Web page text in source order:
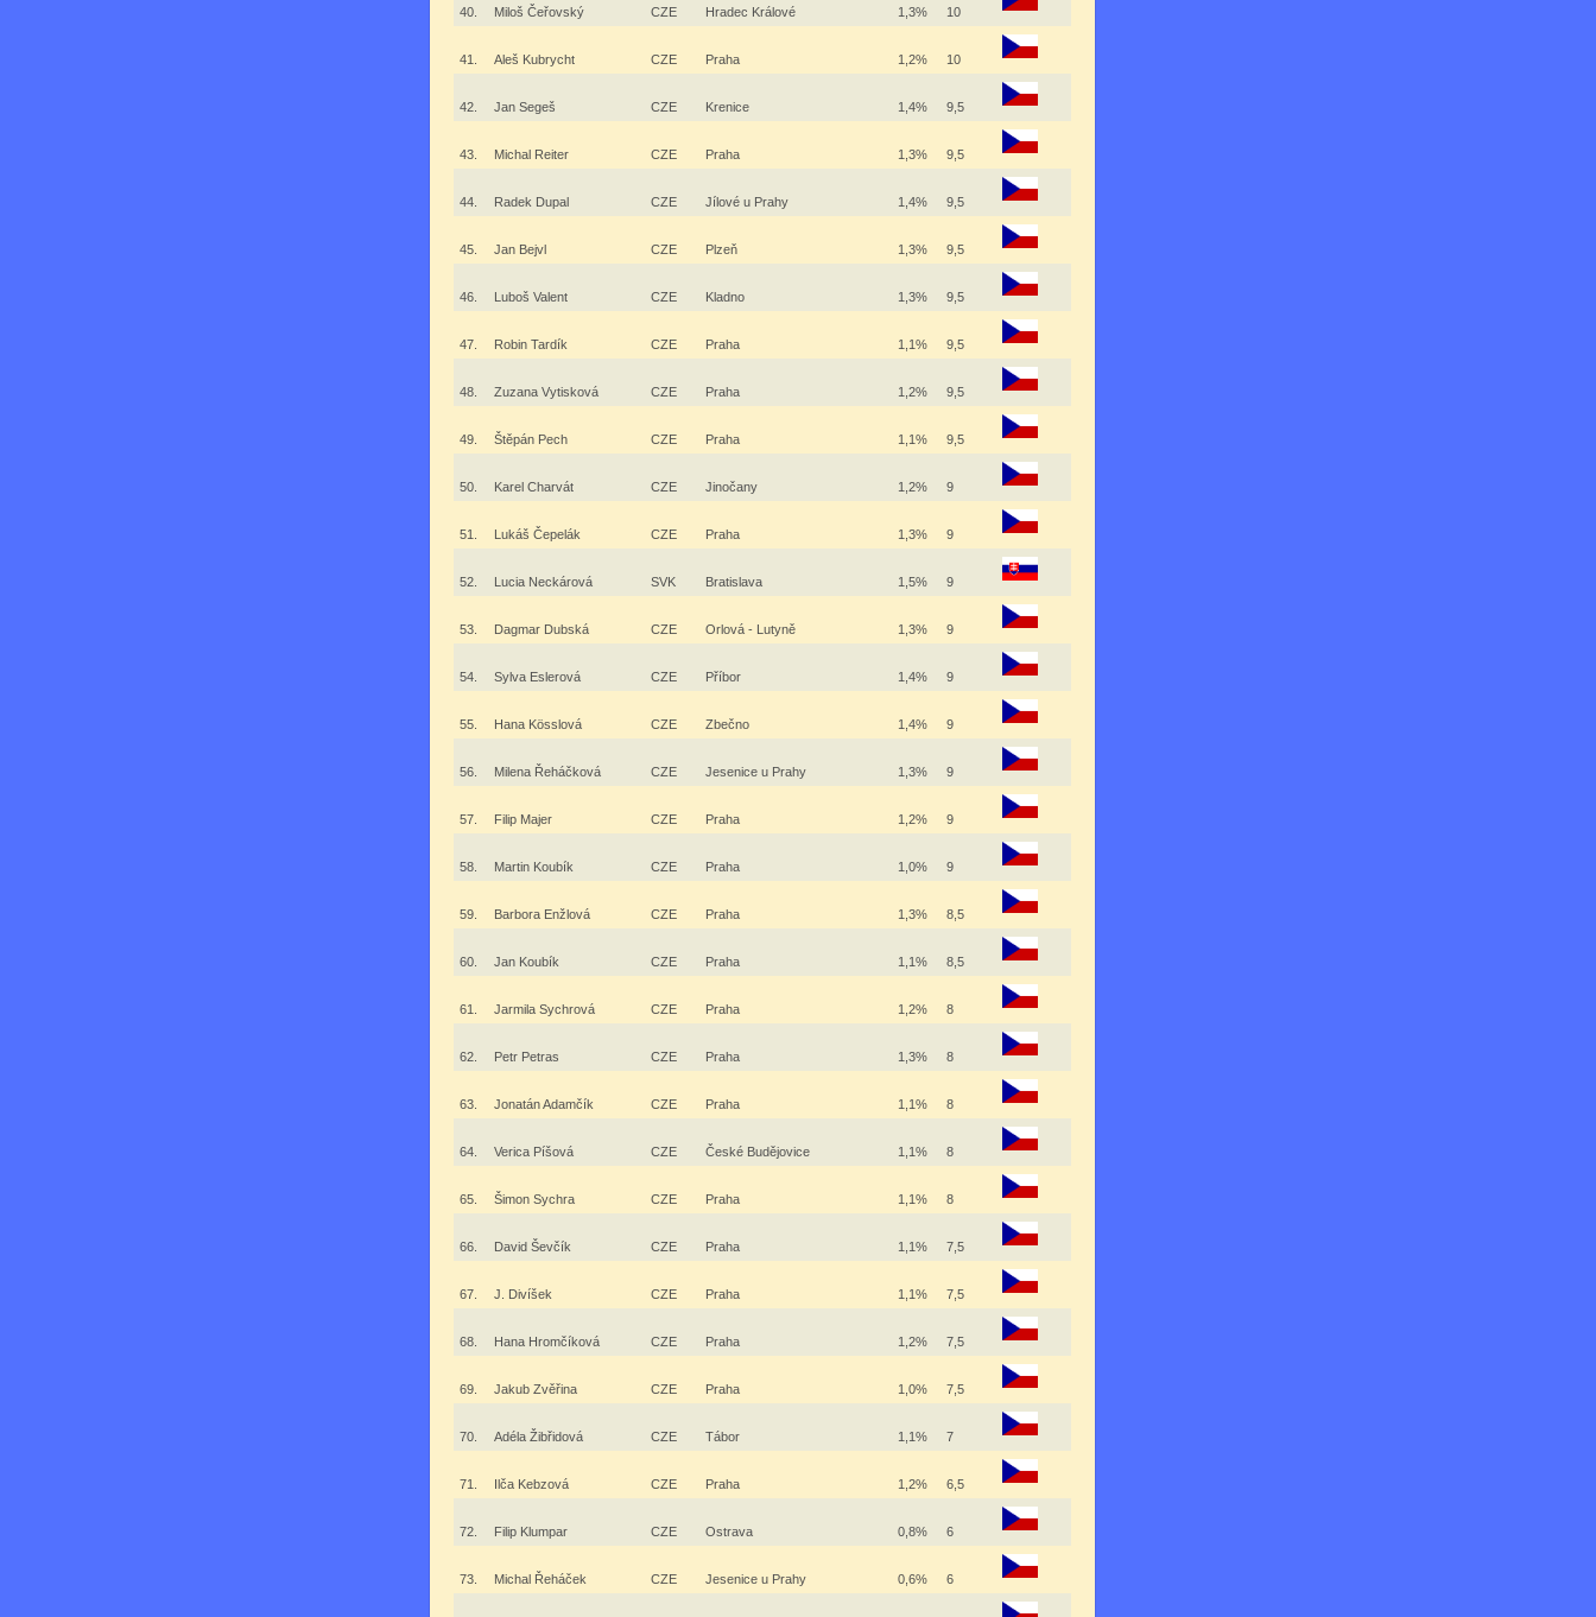
40. Miloš Čeřovský CZE Hradec Králové 1,3% 10
41. Aleš Kubrycht CZE Praha 1,2% 10
42. Jan Segeš CZE Krenice 1,4% 9,5
43. Michal Reiter CZE Praha 1,3% 9,5
44. Radek Dupal CZE Jílové u Prahy 1,4% 9,5
45. Jan Bejvl CZE Plzeň 1,3% 9,5
46. Luboš Valent CZE Kladno 1,3% 9,5
47. Robin Tardík CZE Praha 1,1% 9,5
48. Zuzana Vytisková CZE Praha 1,2% 9,5
49. Štěpán Pech CZE Praha 1,1% 9,5
50. Karel Charvát CZE Jinočany 1,2% 9
51. Lukáš Čepelák CZE Praha 1,3% 9
52. Lucia Neckárová SVK Bratislava 1,5% 9
53. Dagmar Dubská CZE Orlová - Lutyně 1,3% 9
54. Sylva Eslerová CZE Příbor 1,4% 9
55. Hana Kösslová CZE Zbečno 1,4% 9
56. Milena Řeháčková CZE Jesenice u Prahy 1,3% 9
57. Filip Majer CZE Praha 1,2% 9
58. Martin Koubík CZE Praha 1,0% 9
59. Barbora Enžlová CZE Praha 1,3% 8,5
60. Jan Koubík CZE Praha 1,1% 8,5
61. Jarmila Sychrová CZE Praha 1,2% 8
62. Petr Petras CZE Praha 1,3% 8
63. Jonatán Adamčík CZE Praha 1,1% 8
64. Verica Píšová CZE České Budějovice 1,1% 8
65. Šimon Sychra CZE Praha 1,1% 8
66. David Ševčík CZE Praha 1,1% 7,5
67. J. Divíšek CZE Praha 1,1% 7,5
68. Hana Hromčíková CZE Praha 1,2% 7,5
69. Jakub Zvěřina CZE Praha 1,0% 7,5
70. Adéla Žibřidová CZE Tábor 1,1% 7
71. Ilča Kebzová CZE Praha 1,2% 6,5
72. Filip Klumpar CZE Ostrava 0,8% 6
73. Michal Řeháček CZE Jesenice u Prahy 0,6% 6